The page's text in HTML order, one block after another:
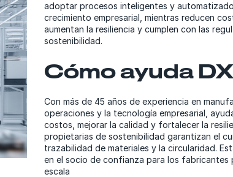
adoptar procesos inteligentes y
crecimiento empresarial, mientras reducen
aumentan la resiliencia y cumplen con las
sostenibilidad.
Cómo ayuda
Con más de 45 años de experiencia en
operaciones y la tecnología empresarial,
costos, mejorar la calidad y fortalecer la
propietarias de sostenibilidad garantizan el
trazabilidad de materiales y la circularidad.
en el socio de confianza para los fabricantes
escala